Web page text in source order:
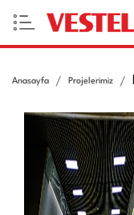
Anasayfa Projelerimiz